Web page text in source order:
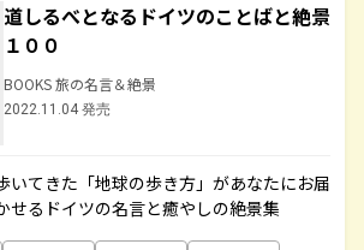
道しるべとなるドイツのことばと絶景
１００
BOOKS 旅の名言＆絶景
2022.11.04 発売
いてきた「地球の歩き方」があなたにお届
せるドイツの名言と癒やしの絶景集